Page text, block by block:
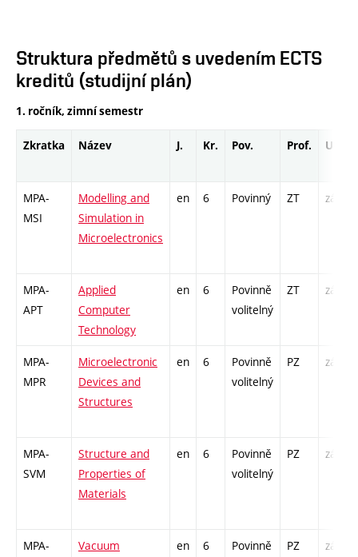
Struktura předmětů s uvedením ECTS
kreditů (studijní plán)
1. ročník, zimní semestr
Zkratka Název J. Kr. Pov. Prof. Uk.
MPA-
MSI
Modelling and
Simulation in
Microelectronics
en 6 Povinný ZT zá,zk
MPA-
APT
Applied
Computer
Technology
en 6
Povinně
volitelný
ZT zá,zk
MPA-
MPR
Microelectronic
Devices and
Structures
en 6
Povinně
volitelný
PZ zá,zk
MPA-
SVM
Structure and
Properties of
Materials
en 6
Povinně
volitelný
PZ zá,zk
MPA-
Vacuum
en 6
Povinně
PZ zá,zk